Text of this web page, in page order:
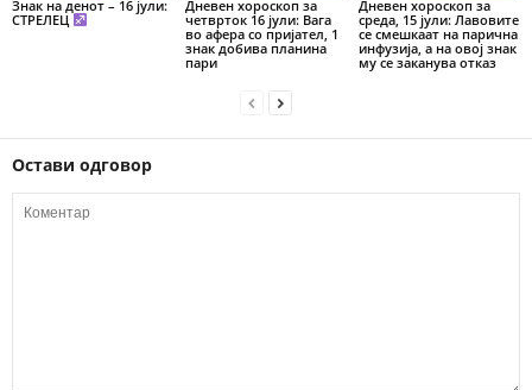
Знак на денот – 16 јули:
СТРЕЛЕЦ
Дневен хороскоп за
четврток 16 јули: Вага
во афера со пријател, 1
знак добива планина
пари
Дневен хороскоп за
среда, 15 јули: Лавовите
се смешкаат на парична
инфузија, а на овој знак
му се заканува отказ
Остави одговор